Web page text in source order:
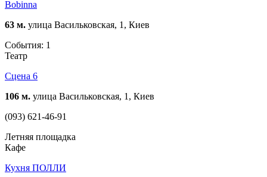
Bobinna
63 м. улица Васильковская, 1, Киев
События: 1
Театр
Сцена 6
106 м. улица Васильковская, 1, Киев
(093) 621-46-91
Летняя площадка
Кафе
Кухня ПОЛЛИ